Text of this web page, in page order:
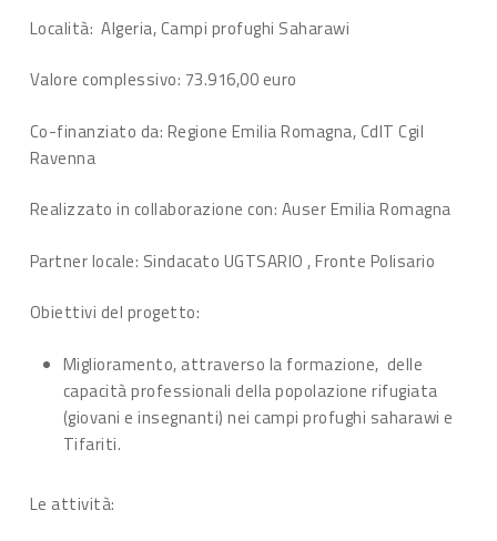
Località: Algeria, Campi profughi Saharawi
Valore complessivo: 73.916,00 euro
Co-finanziato da: Regione Emilia Romagna, CdlT Cgil
Ravenna
Realizzato in collaborazione con: Auser Emilia Romagna
Partner locale: Sindacato UGTSARIO , Fronte Polisario
Obiettivi del progetto:
Miglioramento, attraverso la formazione, delle
capacità professionali della popolazione rifugiata
(giovani e insegnanti) nei campi profughi saharawi e
Tifariti.
Le attività: